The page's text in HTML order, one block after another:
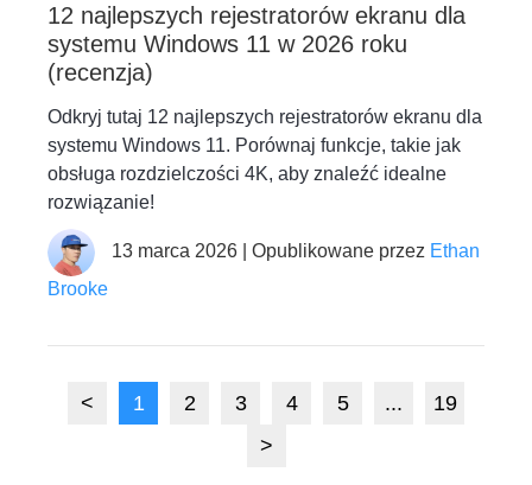
12 najlepszych rejestratorów ekranu dla
systemu Windows 11 w 2026 roku
(recenzja)
Odkryj tutaj 12 najlepszych rejestratorów ekranu dla
systemu Windows 11. Porównaj funkcje, takie jak
obsługa rozdzielczości 4K, aby znaleźć idealne
rozwiązanie!
13 marca 2026 | Opublikowane przez Ethan
Brooke
< 1 2 3 4 5 ...
19
>